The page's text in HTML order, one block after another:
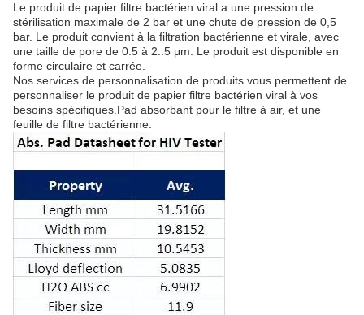
Le produit de papier filtre bactérien viral a une pression de
stérilisation maximale de 2 bar et une chute de pression de 0,5
bar. Le produit convient à la filtration bactérienne et virale, avec
une taille de pore de 0.5 à 2..5 μm. Le produit est disponible en
forme circulaire et carrée.
Nos services de personnalisation de produits vous permettent de
personnaliser le produit de papier filtre bactérien viral à vos
besoins spécifiques.Pad absorbant pour le filtre à air, et une
feuille de filtre bactérienne.